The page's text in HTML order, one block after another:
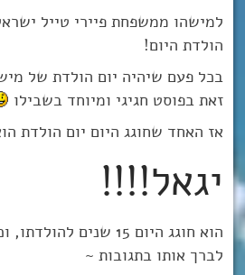
למישהו ממשפחת פיירי טייל
הולדת היום!
בכל פעם שיהיה יום הולדת של
זאת בפוסט חגיגי ומיוחד בשבילו
אז האחד שחוגג היום יום הולדת
יגאל!!!!
הוא חוגג היום 15 שנים
לברך אותו בתגובות ~